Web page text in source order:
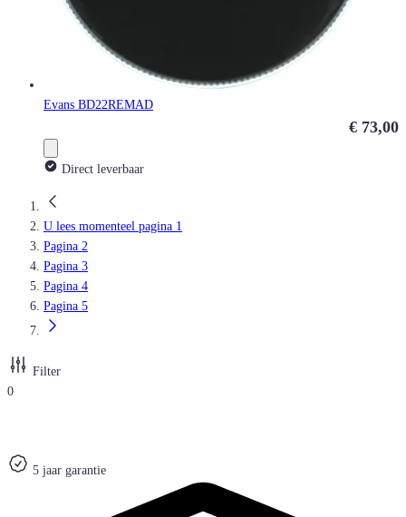
Filter
0
Evans BD22REMAD
€ 73,00
Direct leverbaar
U lees momenteel pagina 1
Pagina 2
Pagina 3
Pagina 4
Pagina 5
5 jaar garantie